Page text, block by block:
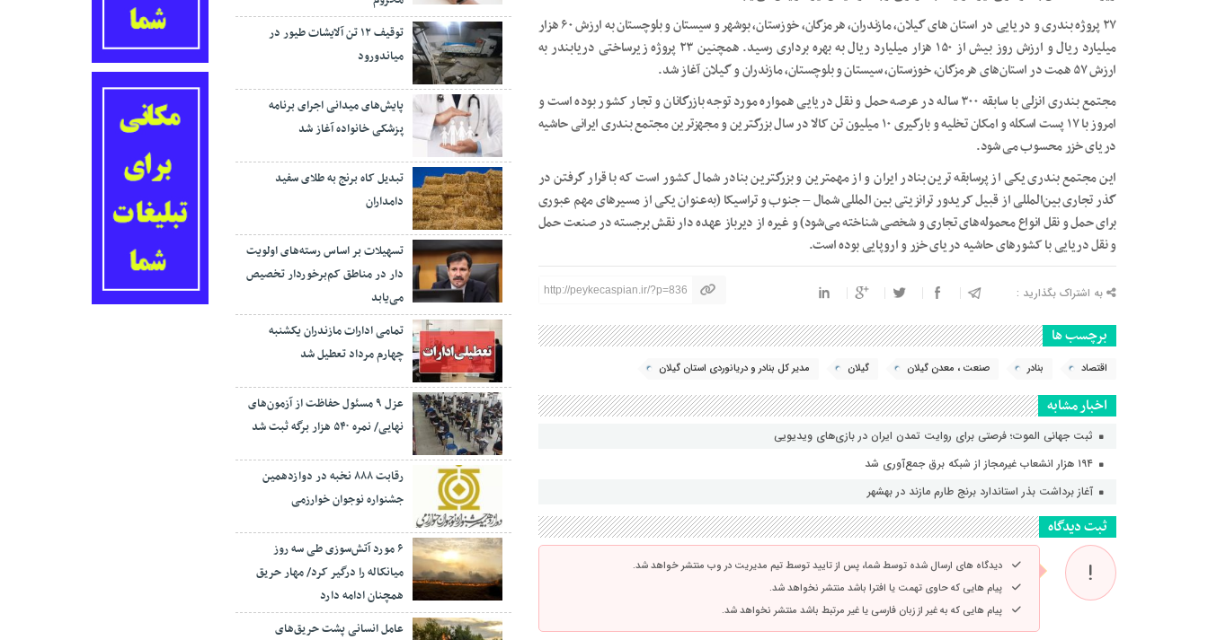
۲۷ پروژه بندری و دریایی در استان های گیلان، مازندران، هرمزگان، خوزستان، بوشهر و سیستان و بلوچستان به ارزش ۶۰ هزار
میلیارد ریال و ارزش روز بیش از ۱۵۰ هزار میلیارد ریال به بهره برداری رسید. همچنین ۲۳ پروژه زیرساختی دریابندر به
ارزش ۵۷ همت در استان‌های هرمزگان، خوزستان، سیستان و بلوچستان، مازندران و گیلان آغاز شد.
مجتمع بندری انزلی با سابقه ۳۰۰ ساله در عرصه حمل و نقل دریایی همواره مورد توجه بازرگانان و تجار کشور بوده است و
امروز با ۱۷ پست اسکله و امکان تخلیه و بارگیری ۱۰ میلیون تن کالا در سال بزرگترین و مجهزترین مجتمع بندری ایرانی حاشیه
دریای خزر محسوب می شود.
این مجتمع بندری یکی از پرسابقه ترین بنادر ایران و از مهمترین و بزرگترین بنادر شمال کشور است که با قرار گرفتن در
گذر تجاری بین‌المللی از قبیل کریدور ترانزیتی بین المللی شمال – جنوب و تراسیکا (به‌عنوان یکی از مسیرهای مهم عبوری
برای حمل و نقل انواع محموله‌های تجاری و شخصی شناخته می‌شود) و غیره از دیرباز عهده دار نقش برجسته در صنعت حمل
و نقل دریایی با کشورهای حاشیه دریای خزر و اروپایی بوده است.
به اشتراک بگذارید : http://peykecaspian.ir/?p=836
برچسب ها
اقتصاد بنادر صنعت ، معدن گیلان گیلان مدیر کل بنادر و دریانوردی استان گیلان
اخبار مشابه
ثبت جهانی الموت؛ فرصتی برای روایت تمدن ایران در بازی‌های ویدیویی
۱۹۴ هزار انشعاب غیرمجاز از شبکه برق جمع‌آوری شد
آغاز برداشت بذر استاندارد برنج طارم مازند در بهشهر
ثبت دیدگاه
دیدگاه های ارسال شده توسط شما، پس از تایید توسط تیم مدیریت در وب منتشر خواهد شد.
پیام هایی که حاوی تهمت یا افترا باشد منتشر نخواهد شد.
پیام هایی که به غیر از زبان فارسی یا غیر مرتبط باشد منتشر نخواهد شد.
توقیف ۱۲ تن آلایشات طیور در
میاندورود
پایش‌های میدانی اجرای برنامه
پزشکی خانواده آغاز شد
تبدیل کاه برنج به طلای سفید
دامداران
تسهیلات بر اساس رسته‌های اولویت
دار در مناطق کم‌برخوردار تخصیص
می‌یابد
تمامی ادارات مازندران یکشنبه
چهارم مرداد تعطیل شد
عزل ۹ مسئول حفاظت از آزمون‌های
نهایی/ نمره ۵۴۰ هزار برگه ثبت شد
رقابت ۸۸۸ نخبه در دوازدهمین
جشنواره نوجوان خوارزمی
۶ مورد آتش‌سوزی طی سه روز
میانکاله را درگیر کرد/ مهار حریق
همچنان ادامه دارد
عامل انسانی پشت حریق‌های